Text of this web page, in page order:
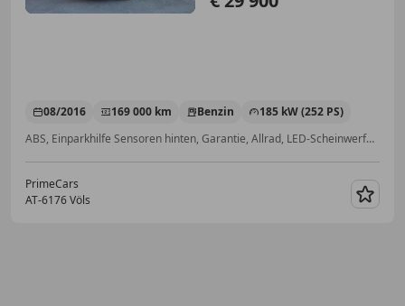
08/2016 169 000 km Benzin
185 kW (252 PS)
ABS, Einparkhilfe Sensoren hinten, Garantie, Allrad, LED-Scheinwerfer, Bluetooth, Isofix, Apple CarPlay
PrimeCars
AT-6176 Völs